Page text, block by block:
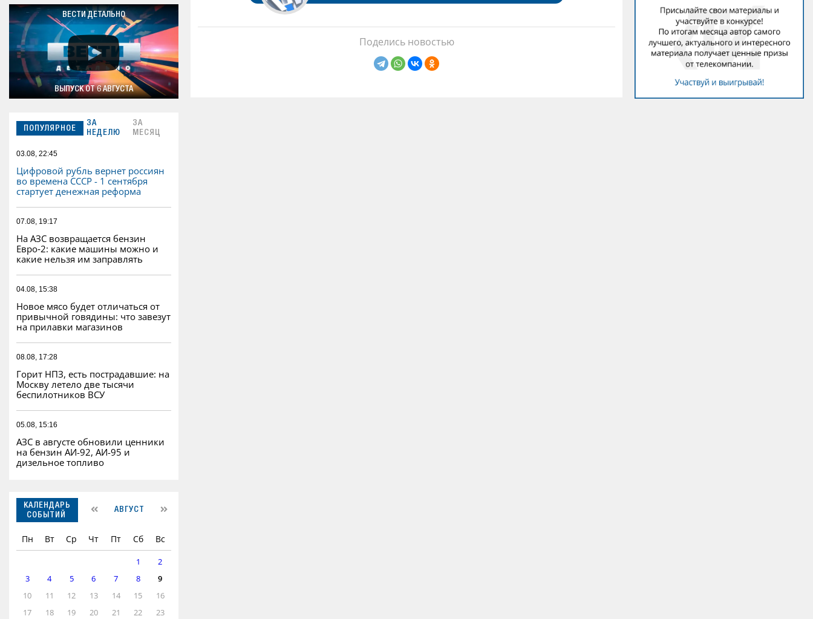
ВЕСТИ ДЕТАЛЬНО
ВЫПУСК ОТ 6 АВГУСТА
ПОПУЛЯРНОЕ
ЗА
НЕДЕЛЮ
ЗА
МЕСЯЦ
03.08, 22:45
Цифровой рубль вернет россиян
во времена СССР - 1 сентября
стартует денежная реформа
07.08, 19:17
На АЗС возвращается бензин
Евро‑2: какие машины можно и
какие нельзя им заправлять
04.08, 15:38
Новое мясо будет отличаться от
привычной говядины: что завезут
на прилавки магазинов
08.08, 17:28
Горит НПЗ, есть пострадавшие: на
Москву летело две тысячи
беспилотников ВСУ
05.08, 15:16
АЗС в августе обновили ценники
на бензин АИ-92, АИ-95 и
дизельное топливо
КАЛЕНДАРЬ
СОБЫТИЙ
АВГУСТ
Пн Вт Ср Чт Пт Сб Вс
1
2
3
4 5 6 7 8
9
10
11 12 13 14 15
16
17
18 19 20 21 22 23
Поделись новостью